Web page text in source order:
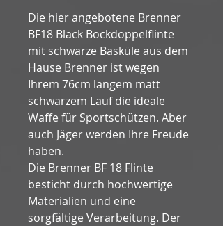
Die hier angebotene Brenner
BF18 Black Bockdoppelflinte
mit schwarze Basküle aus dem
Hause Brenner ist wegen
Ihrem 76cm langem matt
schwarzem Lauf die ideale
Waffe für Sportschützen. Aber
auch Jäger werden Ihre Freude
haben.
Die Brenner BF 18 Flinte
besticht durch hochwertige
Materialien und eine
sorgfältige Verarbeitung. Der